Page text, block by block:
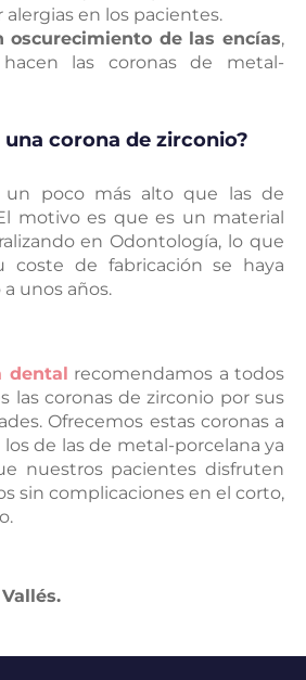
alergias en los pacientes.
oscurecimiento de las encías,
las coronas de metal-
corona de zirconio?
un poco más alto que las de
motivo es que es un material
en Odontología, lo que
coste de fabricación se haya
unos años.
dental recomendamos a todos
las coronas de zirconio por sus
Ofrecemos estas coronas a
de las de metal-porcelana ya
nuestros pacientes disfruten
sin complicaciones en el corto,